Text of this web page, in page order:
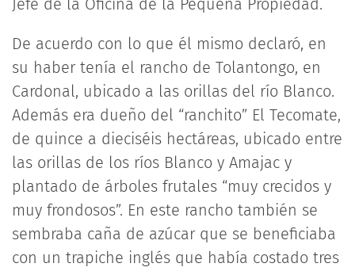
Jefe de la Oficina de la Pequeña Propiedad.
De acuerdo con lo que él mismo declaró, en
su haber tenía el rancho de Tolantongo, en
Cardonal, ubicado a las orillas del río Blanco.
Además era dueño del “ranchito” El Tecomate,
de quince a dieciséis hectáreas, ubicado entre
las orillas de los ríos Blanco y Amajac y
plantado de árboles frutales “muy crecidos y
muy frondosos”. En este rancho también se
sembraba caña de azúcar que se beneficiaba
con un trapiche inglés que había costado tres